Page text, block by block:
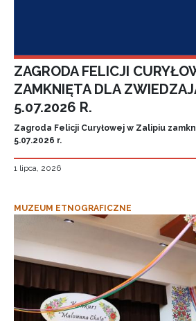
ZAGRODA FELICJI
ZAMKNIĘTA DLA
5.07.2026 R.
Zagroda Felicji Curyłowej w Zalipiu
5.07.2026 r.
1 lipca, 2026
MUZEUM ETNOGRAFICZNE